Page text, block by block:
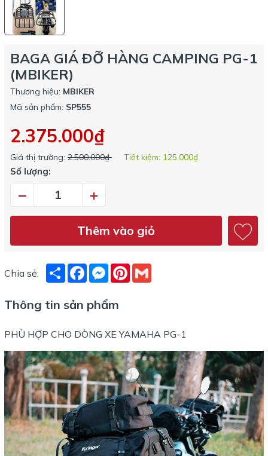
BAGA GIÁ ĐỠ HÀNG CAMPING PG-1
(MBIKER)
Thương hiệu: MBIKER
Mã sản phẩm: SP555
2.375.000₫
Giá thị trường: 2.500.000₫ Tiết kiệm: 125.000₫
Số lượng:
– +
Thêm vào giỏ
Chia sẻ: ShareFacebookMessenger
Pinterest
Thông tin sản phẩm
PHÙ HỢP CHO DÒNG XE YAMAHA PG-1